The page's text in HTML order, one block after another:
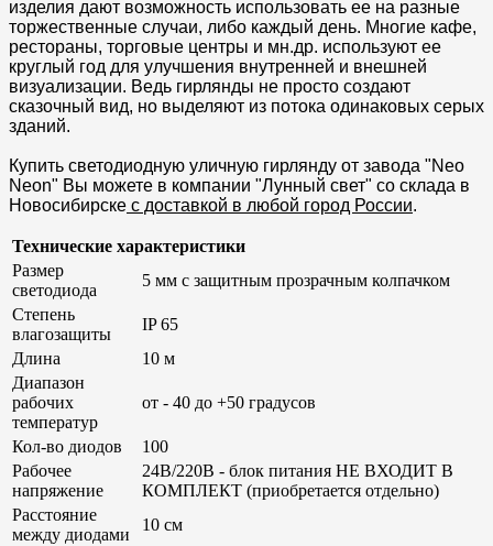
изделия дают возможность использовать ее на разные
торжественные случаи, либо каждый день. Многие кафе,
рестораны, торговые центры и мн.др. используют ее
круглый год для улучшения внутренней и внешней
визуализации. Ведь гирлянды не просто создают
сказочный вид, но выделяют из потока одинаковых серых
зданий.
Купить светодиодную уличную гирлянду от завода "Neo
Neon" Вы можете в компании "Лунный свет" со склада в
Новосибирске с доставкой в любой город России.
Технические характеристики
Размер
светодиода
5 мм с защитным прозрачным колпачком
Степень
влагозащиты
IP 65
Длина
10 м
Диапазон
рабочих
температур
от - 40 до +50 градусов
Кол-во диодов
100
Рабочее
напряжение
24B/220В - блок питания НЕ ВХОДИТ В
КОМПЛЕКТ (приобретается отдельно)
Расстояние
между диодами
10 см